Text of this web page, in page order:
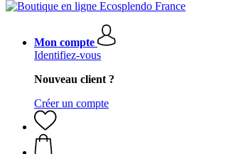
Mon compte
Identifiez-vous
Nouveau client ?
Créer un compte